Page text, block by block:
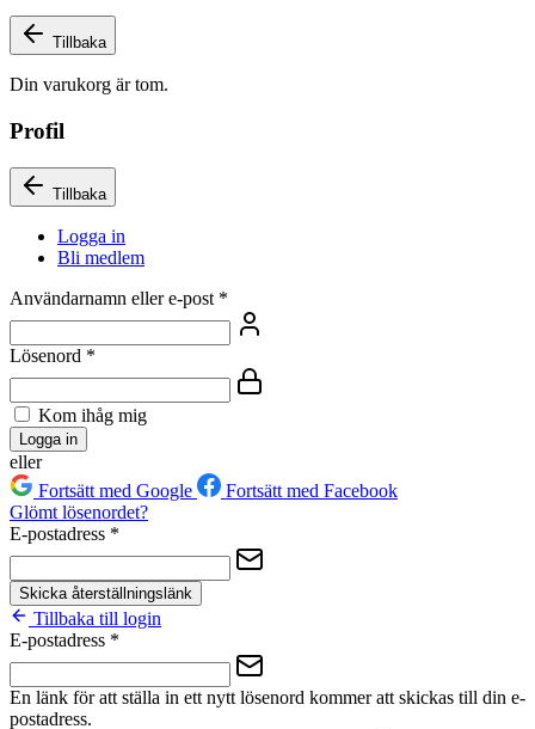
Tillbaka
Din varukorg är tom.
Profil
Tillbaka
Logga in
Bli medlem
Användarnamn eller e-post *
Lösenord *
Kom ihåg mig
Logga in
eller
Fortsätt med Google
Fortsätt med Facebook
Glömt lösenordet?
E-postadress *
Skicka återställningslänk
Tillbaka till login
E-postadress *
En länk för att ställa in ett nytt lösenord kommer att skickas till din e-
postadress.